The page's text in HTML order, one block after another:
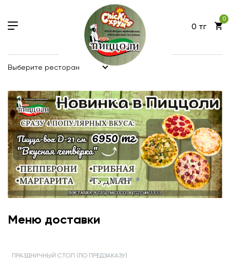
0
0 тг
Выберите ресторан
Меню доставки
ПРАЗДНИЧНЫЙ СТОЛ (ПО ПРЕДЗАКАЗУ)